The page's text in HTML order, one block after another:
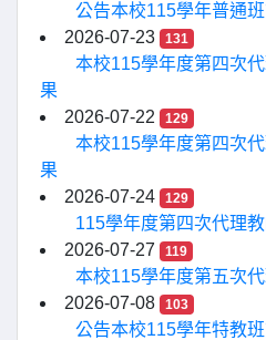
公告本校115學年普通
2026-07-23
131
本校115學年度第四次
果
2026-07-22
129
本校115學年度第四次
果
2026-07-24
129
115學年度第四次代理
2026-07-27
119
本校115學年度第五次
2026-07-08
103
公告本校115學年特教